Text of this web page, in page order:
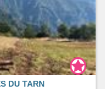
DU TARN